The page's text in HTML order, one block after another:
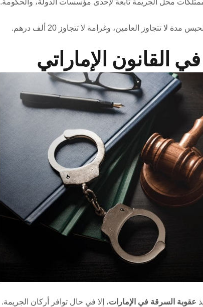
محل الجريمة تابعة لإحدى مؤسسات الدولة، والحكومة.
تتجاوز العامين، وغرامة لا تتجاوز 20 ألف درهم.
القانون الإماراتي
عقوبة السرقة في الإمارات، إلا في حال توافر أركان الجريمة.